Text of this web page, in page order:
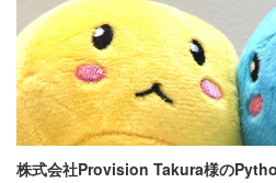
株式会社Provision Takura様の